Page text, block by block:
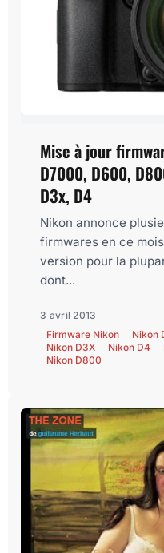
Mise à jour
D7000, D600,
D3x, D4
Nikon annonce
firmwares en ce
version pour la
dont...
3 avril 2013
Firmware Nikon
Nikon
Nikon D3X
Nikon D4
Nikon D800